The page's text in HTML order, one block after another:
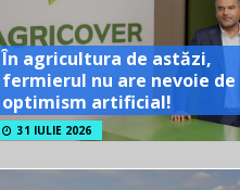
În agricultura de astăzi,
fermierul nu are nevoie de
optimism artificial!
31 IULIE 2026